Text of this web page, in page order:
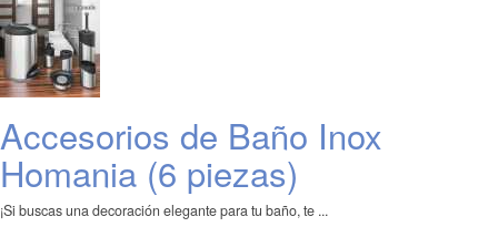
Accesorios de Baño Inox
Homania (6 piezas)
¡Si buscas una decoración elegante para tu baño, te ...